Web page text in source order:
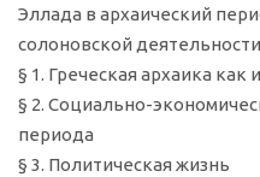
Эллада в архаический
солоновской
§ 1. Греческая архаика как
§ 2. Социально-
периода
§ 3. Политическая жизнь